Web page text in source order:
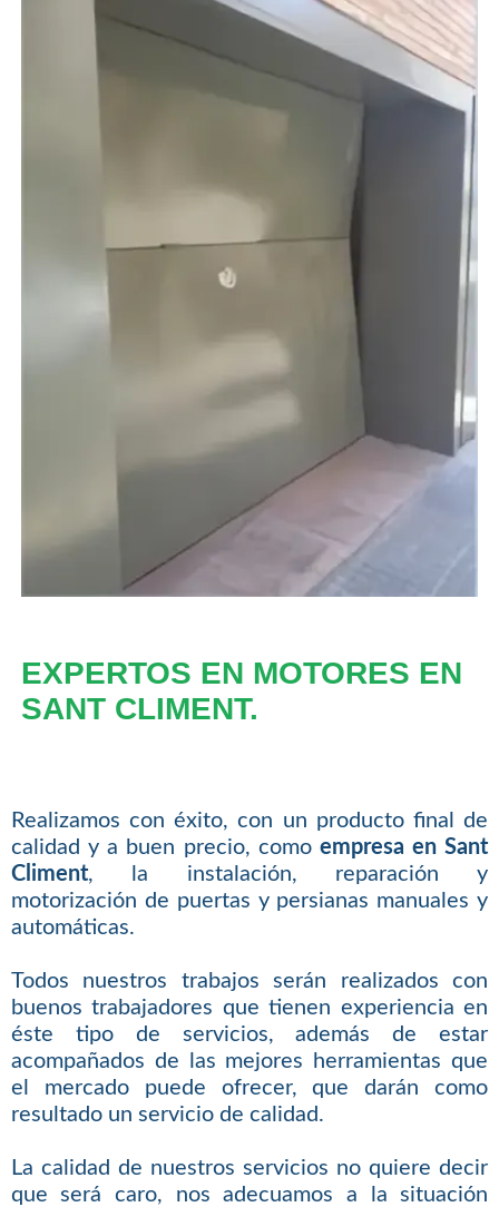
EXPERTOS EN MOTORES EN
SANT CLIMENT.
Realizamos con éxito, con un producto final de
calidad y a buen precio, como empresa en Sant
Climent, la instalación, reparación y
motorización de puertas y persianas manuales y
automáticas.
Todos nuestros trabajos serán realizados con
buenos trabajadores que tienen experiencia en
éste tipo de servicios, además de estar
acompañados de las mejores herramientas que
el mercado puede ofrecer, que darán como
resultado un servicio de calidad.
La calidad de nuestros servicios no quiere decir
que será caro, nos adecuamos a la situación